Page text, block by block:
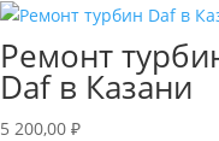
Ремонт
Daf в Казани
5 200,00₽